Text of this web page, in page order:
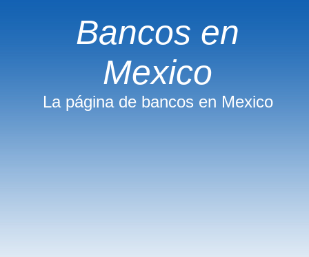
Bancos en
Mexico
La página de bancos en Mexico